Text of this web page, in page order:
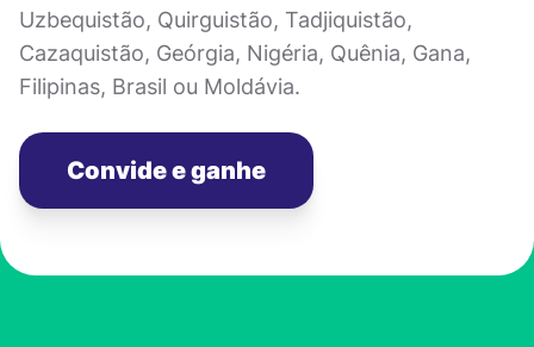
Uzbequistão, Quirguistão, Tadjiquistão,
Cazaquistão, Geórgia, Nigéria, Quênia, Gana,
Filipinas, Brasil ou Moldávia.
Convide e ganhe